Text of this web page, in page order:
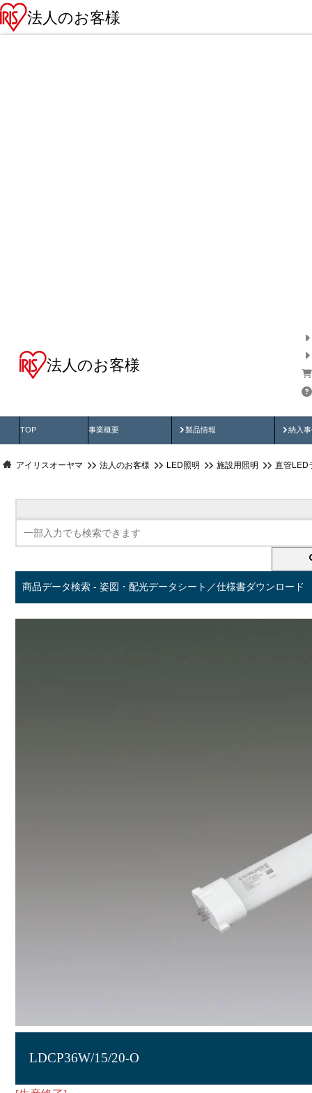
法人のお客様
法人のお客様
TOP 事業概要 製品情報
製品動画 納入
納
アイリスオーヤマ 法人のお客様 LED照明 施設用照明 直管LED
商品データ検索 - 姿図・配光データシート／仕様書ダウンロード
LDCP36W/15/20-O